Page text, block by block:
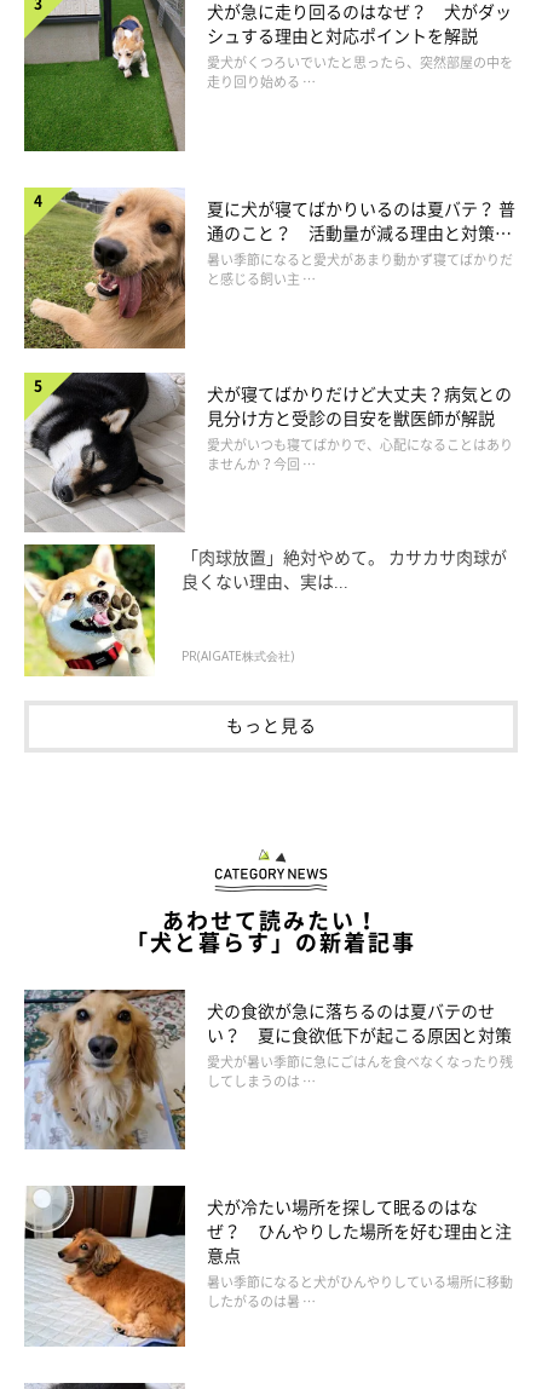
獣医師：
「アイリッシュ・セターやグレート・デーン、秋田犬などの胸の
深い大型犬や超大型犬は発症しやすいといわれています。
また『両親が胃拡張・胃捻転症候群を発症したことがある』『1
日1回の食事を高い台に乗せて食べさせている』『空気を飲み込
みやすい』『早食いをする』などの因子が重なると、胃拡張・胃
捻転症候群が発生しやすい
胃拡張・胃捻転症候群の明確な原因は不明ですが、
動性が関連しており、複数の危険因子が絡んで発症します」
犬の胃拡張・胃捻転症候群の予防のためにで
きることは？
getty
犬が急に走り回るのはなぜ？ 犬がダッ
シュする理由と対応ポイントを解説
愛犬がくつろいでいたと思ったら、突然部屋の中を
走り回り始める …
夏に犬が寝てばかりいるのは夏バテ？ 普
通のこと？ 活動量が減る理由と対策と
は
暑い季節になると愛犬があまり動かず寝てばかりだ
と感じる飼い主 …
犬が寝てばかりだけど大丈夫？病気との
見分け方と受診の目安を獣医師が解説
愛犬がいつも寝てばかりで、心配になることはあり
ませんか？今回 …
「肉球放置」絶対やめて。 カサカサ肉球が
良くない理由、実は...
PR(AIGATE株式会社)
もっと見る
あわせて読みたい！
「犬と暮らす」の新着記事
犬の食欲が急に落ちるのは夏バテのせ
い？ 夏に食欲低下が起こる原因と対策
愛犬が暑い季節に急にごはんを食べなくなったり残
してしまうのは …
犬が冷たい場所を探して眠るのはな
ぜ？ ひんやりした場所を好む理由と注
意点
暑い季節になると犬がひんやりしている場所に移動
したがるのは暑 …